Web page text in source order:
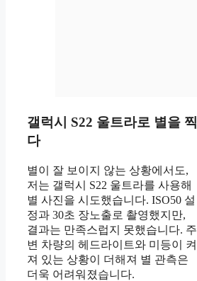
갤럭시 S22 울트라로 별을 찍
다
별이 잘 보이지 않는 상황에서도,
저는 갤럭시 S22 울트라를 사용해
별 사진을 시도했습니다. ISO50 설
정과 30초 장노출로 촬영했지만,
결과는 만족스럽지 못했습니다. 주
변 차량의 헤드라이트와 미등이 켜
져 있는 상황이 더해져 별 관측은
더욱 어려워졌습니다.